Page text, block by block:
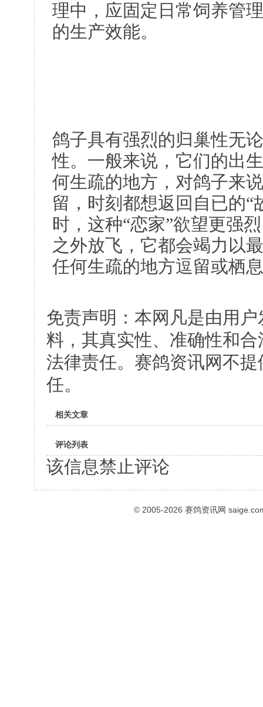
理中，应固定日常饲养管
的生产效能。
鸽子具有强烈的归巢性无
性。一般来说，它们的出
何生疏的地方，对鸽子来
留，时刻都想返回自已的“
时，这种“恋家”欲望更强
之外放飞，它都会竭力以
任何生疏的地方逗留或栖
免责声明：本网凡是由用
料，其真实性、准确性和
法律责任。赛鸽资讯网不
任。
相关文章
评论列表
该信息禁止评论
© 2005-2026 赛鸽资讯网